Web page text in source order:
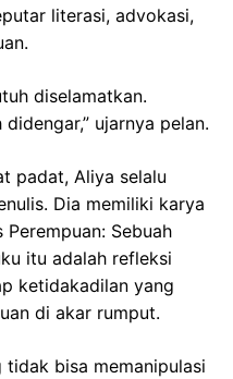
literasi, advokasi,
diselamatkan.
ujarnya pelan.
padat, Aliya selalu
Dia memiliki karya
Sebuah
itu adalah refleksi
ketidakadilan yang
di akar rumput.
tidak bisa memanipulasi